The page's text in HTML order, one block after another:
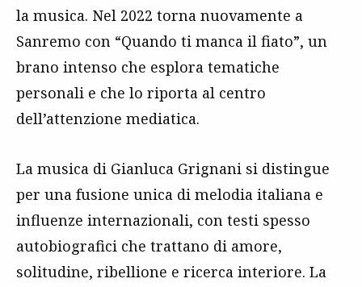
la musica. Nel 2022 torna nuovamente a
Sanremo con “Quando ti manca il fiato”, un
brano intenso che esplora tematiche
personali e che lo riporta al centro
dell’attenzione mediatica.
La musica di Gianluca Grignani si distingue
per una fusione unica di melodia italiana e
influenze internazionali, con testi spesso
autobiografici che trattano di amore,
solitudine, ribellione e ricerca interiore. La